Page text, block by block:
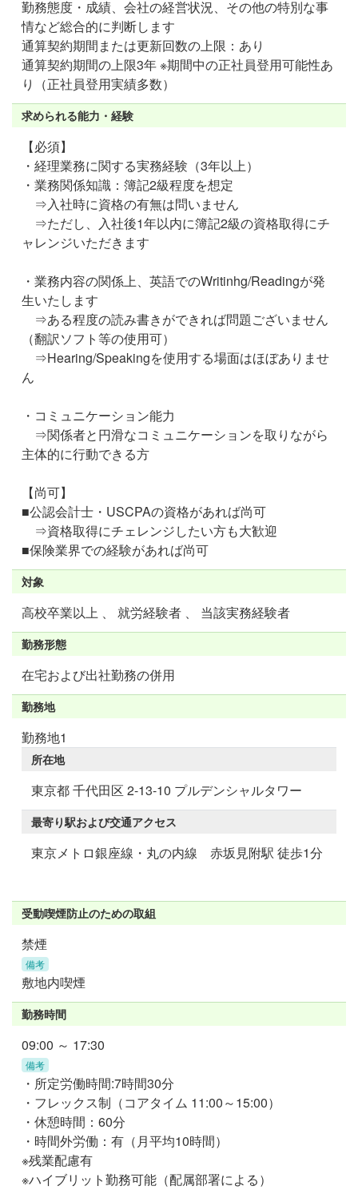
勤務態度・成績、会社の経営状況、その他の特別な事
情など総合的に判断します
通算契約期間または更新回数の上限：あり
通算契約期間の上限3年 ※期間中の正社員登用可能性あ
り（正社員登用実績多数）
求められる能力・経験
【必須】
・経理業務に関する実務経験（3年以上）
・業務関係知識：簿記2級程度を想定
⇒入社時に資格の有無は問いません
⇒ただし、入社後1年以内に簿記2級の資格取得にチ
ャレンジいただきます
・業務内容の関係上、英語でのWritinhg/Readingが発
生いたします
⇒ある程度の読み書きができれば問題ございません
（翻訳ソフト等の使用可）
⇒Hearing/Speakingを使用する場面はほぼありませ
ん
・コミュニケーション能力
⇒関係者と円滑なコミュニケーションを取りながら
主体的に行動できる方
【尚可】
■公認会計士・USCPAの資格があれば尚可
⇒資格取得にチェレンジしたい方も大歓迎
■保険業界での経験があれば尚可
対象
高校卒業以上 、 就労経験者 、 当該実務経験者
勤務形態
在宅および出社勤務の併用
勤務地
勤務地1
所在地
東京都 千代田区 2-13-10 プルデンシャルタワー
最寄り駅および交通アクセス
東京メトロ銀座線・丸の内線 赤坂見附駅 徒歩1分
受動喫煙防止のための取組
禁煙
備考
敷地内喫煙
勤務時間
09:00 ～ 17:30
備考
・所定労働時間:7時間30分
・フレックス制（コアタイム 11:00～15:00）
・休憩時間：60分
・時間外労働：有（月平均10時間）
※残業配慮有
※ハイブリット勤務可能（配属部署による）